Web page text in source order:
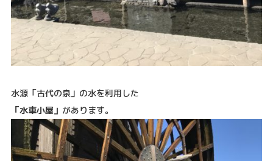
水源「古代の泉」の水を利用した
「水車小屋」 があります。